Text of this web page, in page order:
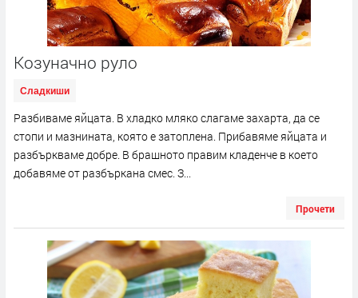
Козуначно руло
Сладкиши
Разбиваме яйцата. В хладко мляко слагаме захарта, да се
стопи и мазнината, която е затоплена. Прибавяме яйцата и
разбъркваме добре. В брашното правим кладенче в което
добавяме от разбъркана смес. З...
Прочети